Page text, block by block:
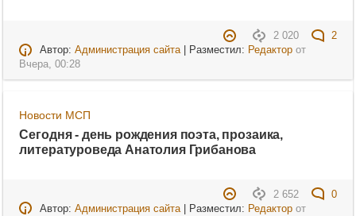
2 020
2
Автор: Администрация сайта| Разместил: Редакторот
Вчера, 00:28
Новости МСП
Сегодня - день рождения поэта, прозаика,
литературоведа Анатолия Грибанова
2 652
0
Автор: Администрация сайта| Разместил: Редакторот